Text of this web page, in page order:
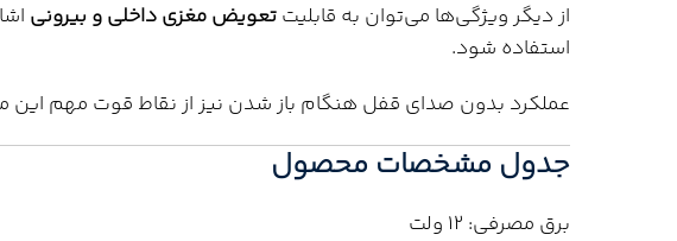
از دیگر ویژگی‌ها می‌توان به قابلیتتعویض مغزی داخلی و بیرونی
استفاده شود.
عملکرد بدون صدای قفل هنگام باز شدن نیز از نقاط قوت مهم
جدول مشخصات محصول
برق مصرفی: 12 ولت